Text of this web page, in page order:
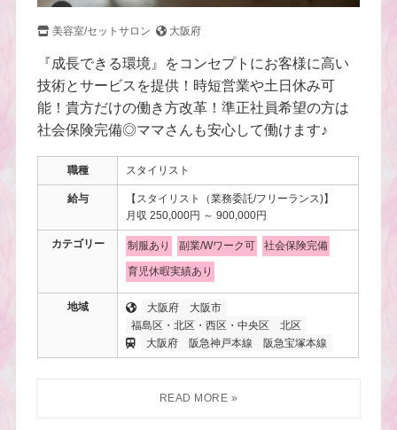
美容室/セットサロン 大阪府
『成長できる環境』をコンセプトにお客様に高い
技術とサービスを提供！時短営業や土日休み可
能！貴方だけの働き方改革！準正社員希望の方は
社会保険完備◎ママさんも安心して働けます♪
職種 スタイリスト
給与
【スタイリスト（業務委託/フリーランス)】
月収 250,000円 ～ 900,000円
カテゴリー 制服あり 副業/Wワーク可 社会保険完備
育児休暇実績あり
地域 大阪府
大阪市
福島区・北区・西区・中央区
北区
大阪府
阪急神戸本線 阪急宝塚本線